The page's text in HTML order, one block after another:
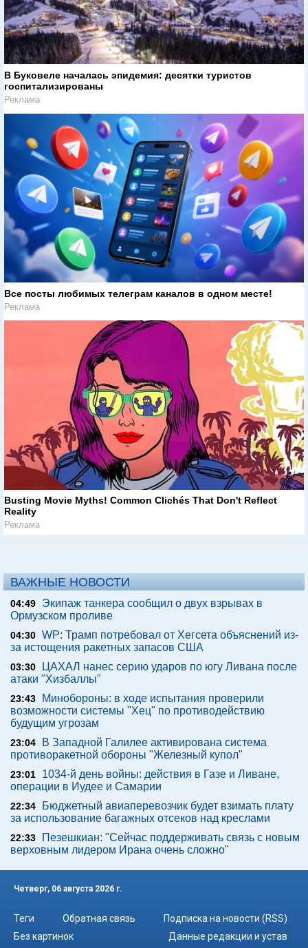
В Буковеле началась эпидемия: десятки туристов
госпитализированы
Реклама
Все посты любимых телеграм каналов в одном месте!
Реклама
Busting Movie Myths! Common Clichés That Don't Reflect
Reality
Реклама
ВАЖНЫЕ НОВОСТИ
04:49
Экипаж танкера сообщил о двух взрывах в
Ормузском проливе
04:30 WP: Трамп потребовал от Хегсета объяснений из-
за истощения ракетных запасов США
03:30
ЦАХАЛ нанес серию ударов по югу Ливана после
атаки "Хизбаллы"
23:43
Минобороны: в ходе испытания проверили
возможности системы "Хец" по противодействию
будущим угрозам
23:04
В Западной Галилее активирована система
противоракетной обороны "Железный купол"
23:01
1034-й день войны: действия в Газе и Ливане,
операции в Иудее и Самарии
22:34
Бюджетный авиаперевозчик будет взимать плату
за использование багажных отсеков над креслами
22:33
Пезешкиан: "Сейчас поддерживать связь с новым
верховным лидером Ирана очень сложно"
Четверг, 06 августа 2026 г.
Теги Обратная связь
Подписка на новости (RSS)
Без картинок
Данные редакции и устав